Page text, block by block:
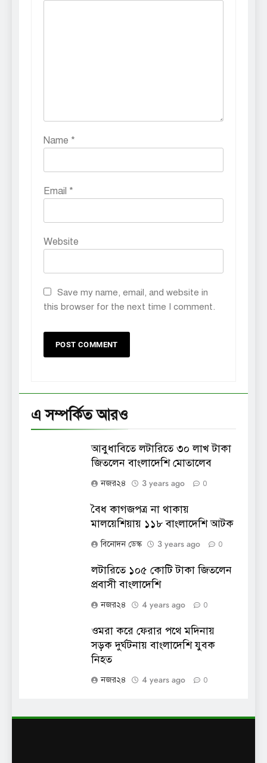
Name *
Email *
Website
Save my name, email, and website in
this browser for the next time I comment.
এ সম্পর্কিত আরও
আবুধাবিতে লটারিতে ৩০ লাখ টাকা
জিতলেন বাংলাদেশি মোতালেব
নজর২৪ 3 years ago 0
বৈধ কাগজপত্র না থাকায়
মালয়েশিয়ায় ১১৮ বাংলাদেশি আটক
বিনোদন ডেস্ক 3 years ago 0
লটারিতে ১০৫ কোটি টাকা জিতলেন
প্রবাসী বাংলাদেশি
নজর২৪ 4 years ago 0
ওমরা করে ফেরার পথে মদিনায়
সড়ক দুর্ঘটনায় বাংলাদেশি যুবক
নিহত
নজর২৪ 4 years ago 0